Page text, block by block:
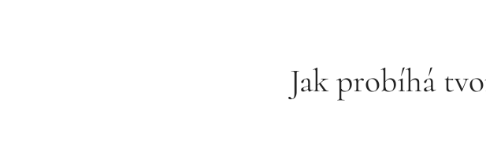
Jak probíhá